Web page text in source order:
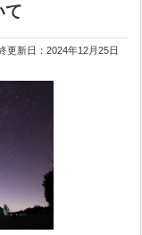
て
更新日：2024年12月25日